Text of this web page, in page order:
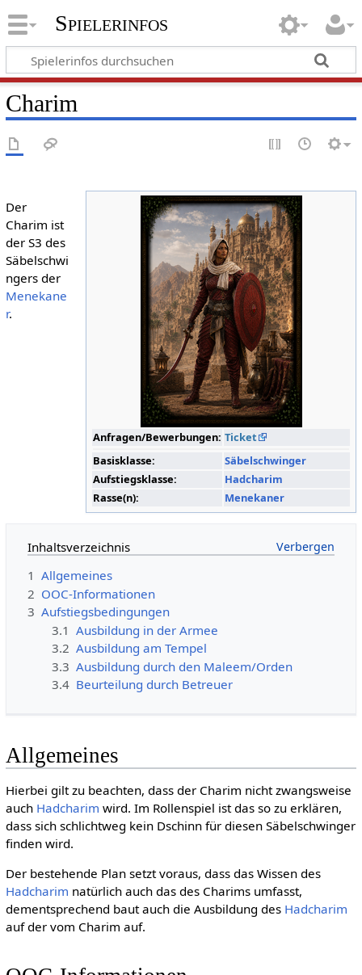
Spielerinfos
Charim
Anfragen/Bewerbungen: Ticket
Basisklasse:
Säbelschwinger
Aufstiegsklasse:
Hadcharim
Rasse(n):
Menekaner
Der
Charim ist
der S3 des
Säbelschwi
ngers der
Menekane
r.
Inhaltsverzeichnis
1 Allgemeines
2 OOC-Informationen
3 Aufstiegsbedingungen
3.1 Ausbildung in der Armee
3.2 Ausbildung am Tempel
3.3 Ausbildung durch den Maleem/Orden
3.4 Beurteilung durch Betreuer
Allgemeines
Hierbei gilt zu beachten, dass der Charim nicht zwangsweise
auch Hadcharim wird. Im Rollenspiel ist das so zu erklären,
dass sich schlichtweg kein Dschinn für diesen Säbelschwinger
finden wird.
Der bestehende Plan setzt voraus, dass das Wissen des
Hadcharim natürlich auch das des Charims umfasst,
dementsprechend baut auch die Ausbildung des Hadcharim
auf der vom Charim auf.